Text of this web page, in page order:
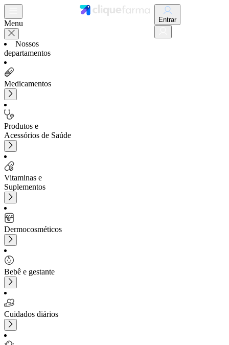
Menu
Nossos
departamentos
Medicamentos
Produtos e
Acessórios de Saúde
Vitaminas e
Suplementos
Dermocosméticos
Bebê e gestante
Cuidados diários
Entrar